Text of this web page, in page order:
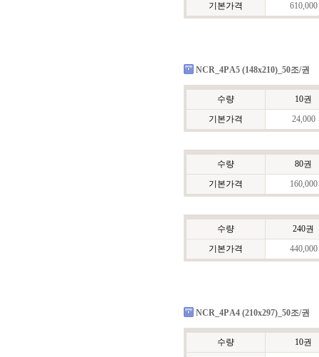
기본가격
610,000
NCR_4P A5 (148x210)_50조/권
수량
10권
기본가격
24,000
수량
80권
기본가격
160,000
수량
240권
기본가격
440,000
NCR_4P A4 (210x297)_50조/권
수량 10권